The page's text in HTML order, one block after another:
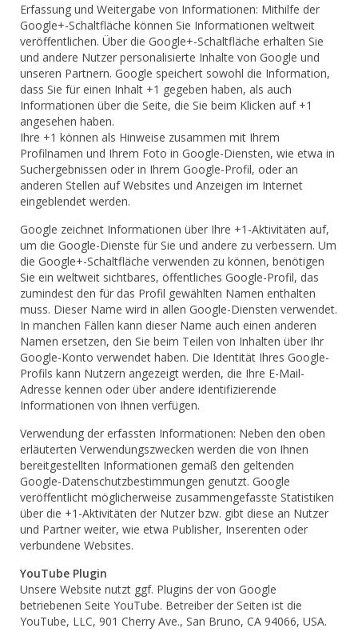
Erfassung und Weitergabe von Informationen: Mithilfe der
Google+-Schaltfläche können Sie Informationen weltweit
veröffentlichen. Über die Google+-Schaltfläche erhalten Sie
und andere Nutzer personalisierte Inhalte von Google und
unseren Partnern. Google speichert sowohl die Information,
dass Sie für einen Inhalt +1 gegeben haben, als auch
Informationen über die Seite, die Sie beim Klicken auf +1
angesehen haben.
Ihre +1 können als Hinweise zusammen mit Ihrem
Profilnamen und Ihrem Foto in Google-Diensten, wie etwa in
Suchergebnissen oder in Ihrem Google-Profil, oder an
anderen Stellen auf Websites und Anzeigen im Internet
eingeblendet werden.
Google zeichnet Informationen über Ihre +1-Aktivitäten auf,
um die Google-Dienste für Sie und andere zu verbessern. Um
die Google+-Schaltfläche verwenden zu können, benötigen
Sie ein weltweit sichtbares, öffentliches Google-Profil, das
zumindest den für das Profil gewählten Namen enthalten
muss. Dieser Name wird in allen Google-Diensten verwendet.
In manchen Fällen kann dieser Name auch einen anderen
Namen ersetzen, den Sie beim Teilen von Inhalten über Ihr
Google-Konto verwendet haben. Die Identität Ihres Google-
Profils kann Nutzern angezeigt werden, die Ihre E-Mail-
Adresse kennen oder über andere identifizierende
Informationen von Ihnen verfügen.
Verwendung der erfassten Informationen: Neben den oben
erläuterten Verwendungszwecken werden die von Ihnen
bereitgestellten Informationen gemäß den geltenden
Google-Datenschutzbestimmungen genutzt. Google
veröffentlicht möglicherweise zusammengefasste Statistiken
über die +1-Aktivitäten der Nutzer bzw. gibt diese an Nutzer
und Partner weiter, wie etwa Publisher, Inserenten oder
verbundene Websites.
YouTube Plugin
Unsere Website nutzt ggf. Plugins der von Google
betriebenen Seite YouTube. Betreiber der Seiten ist die
YouTube, LLC, 901 Cherry Ave., San Bruno, CA 94066, USA.